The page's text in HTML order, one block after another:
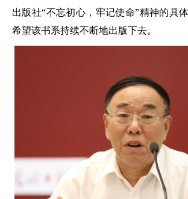
出版社“不忘初心，牢记使命”精神的具
希望该书系持续不断地出版下去。